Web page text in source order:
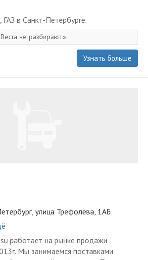
в Санкт-Петербурге.
не разбирают.
Узнать больше
улица Трефолева, 1АБ
работает на рынке продажи
Мы занимаемся поставками